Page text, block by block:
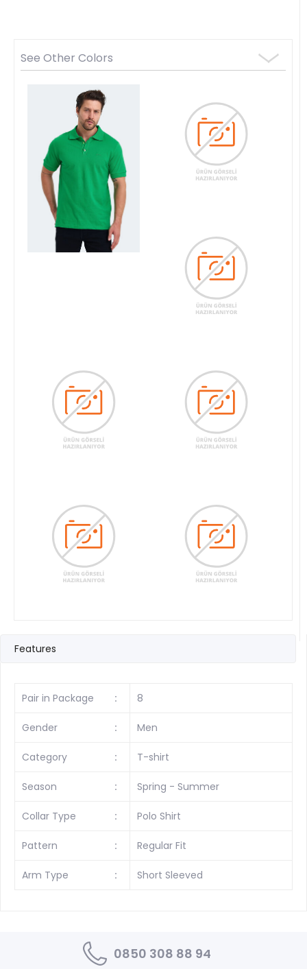
See Other Colors
Features
Pair in Package : 8
Gender : Men
Category : T-shirt
Season : Spring - Summer
Collar Type : Polo Shirt
Pattern : Regular Fit
Arm Type : Short Sleeved
0850 308 88 94